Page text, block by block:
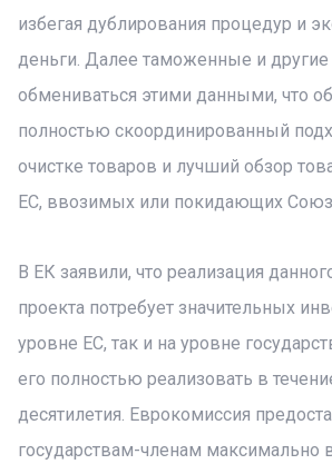
избегая дублирования процедур и
деньги. Далее таможенные и другие
обмениваться этими данными, что
полностью скоординированный
очистке товаров и лучший обзор
ЕС, ввозимых или покидающих
В ЕК заявили, что реализация
проекта потребует значительных
уровне ЕС, так и на уровне
его полностью реализовать в
десятилетия. Еврокомиссия
государствам-членам